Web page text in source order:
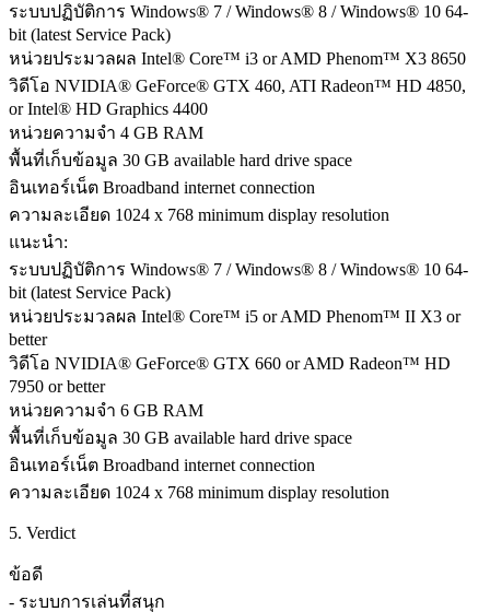
ระบบปฏิบัติการ Windows® 7 / Windows® 8 / Windows® 10 64-
bit (latest Service Pack)
หน่วยประมวลผล Intel® Core™ i3 or AMD Phenom™ X3 8650
วิดีโอ NVIDIA® GeForce® GTX 460, ATI Radeon™ HD 4850,
or Intel® HD Graphics 4400
หน่วยความจำ 4 GB RAM
พื้นที่เก็บข้อมูล 30 GB available hard drive space
อินเทอร์เน็ต Broadband internet connection
ความละเอียด 1024 x 768 minimum display resolution
แนะนำ:
ระบบปฏิบัติการ Windows® 7 / Windows® 8 / Windows® 10 64-
bit (latest Service Pack)
หน่วยประมวลผล Intel® Core™ i5 or AMD Phenom™ II X3 or
better
วิดีโอ NVIDIA® GeForce® GTX 660 or AMD Radeon™ HD
7950 or better
หน่วยความจำ 6 GB RAM
พื้นที่เก็บข้อมูล 30 GB available hard drive space
อินเทอร์เน็ต Broadband internet connection
ความละเอียด 1024 x 768 minimum display resolution
5. Verdict
ข้อดี
- ระบบการเล่นที่สนุก